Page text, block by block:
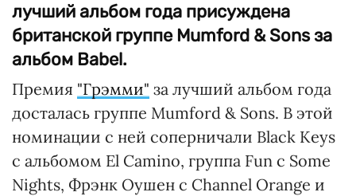
лучший альбом года присуждена
британской группе Mumford & Sons за
альбом Babel.
Премия "Грэмми" за лучший альбом года
досталась группе Mumford & Sons. В этой
номинации с ней соперничали Black Keys
с альбомом El Camino, группа Fun с Some
Nights, Фрэнк Оушен с Channel Orange и